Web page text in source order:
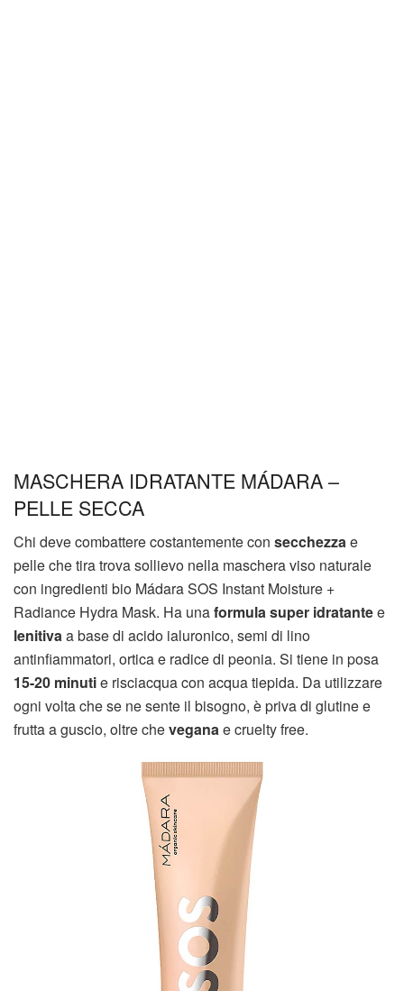
MASCHERA IDRATANTE MÁDARA –
PELLE SECCA
Chi deve combattere costantemente con secchezzae
pelle che tira trova sollievo nella maschera viso naturale
con ingredienti bio Mádara SOS Instant Moisture +
Radiance Hydra Mask. Ha unaformula super idratantee
lenitivaa base di acido ialuronico, semi di lino
antinfiammatori, ortica e radice di peonia. Si tiene in posa
15-20 minutie risciacqua con acqua tiepida. Da utilizzare
ogni volta che se ne sente il bisogno, è priva di glutine e
frutta a guscio, oltre cheveganae cruelty free.